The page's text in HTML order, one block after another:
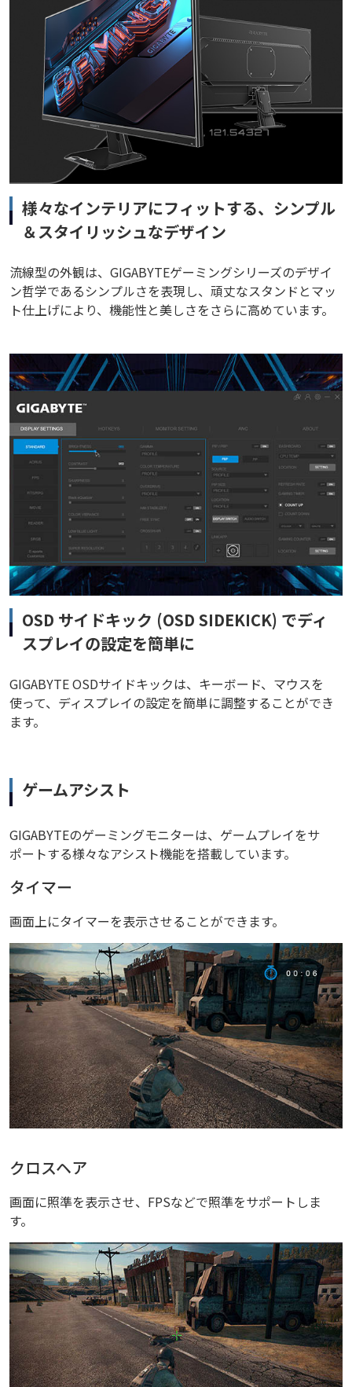
様々なインテリアにフィットする、シンプル
＆スタイリッシュなデザイン
流線型の外観は、GIGABYTEゲーミングシリーズのデザイ
ン哲学であるシンプルさを表現し、頑丈なスタンドとマッ
ト仕上げにより、機能性と美しさをさらに高めています。
OSD サイドキック (OSD SIDEKICK) でディ
スプレイの設定を簡単に
GIGABYTE OSDサイドキックは、キーボード、マウスを
使って、ディスプレイの設定を簡単に調整することができ
ます。
ゲームアシスト
GIGABYTEのゲーミングモニターは、ゲームプレイをサ
ポートする様々なアシスト機能を搭載しています。
タイマー
画面上にタイマーを表示させることができます。
クロスヘア
画面に照準を表示させ、FPSなどで照準をサポートしま
す。